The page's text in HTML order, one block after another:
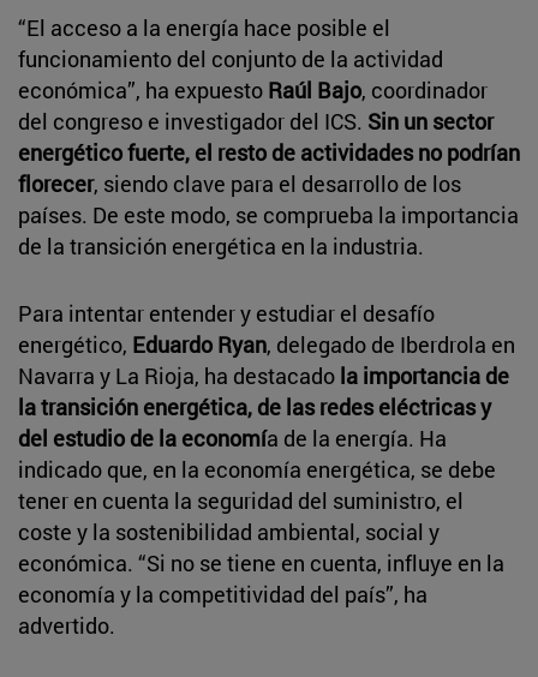
“El acceso a la energía hace posible el
funcionamiento del conjunto de la actividad
económica”, ha expuesto Raúl Bajo, coordinador
del congreso e investigador del ICS. Sin un sector
energético fuerte, el resto de actividades no podrían
florecer, siendo clave para el desarrollo de los
países. De este modo, se comprueba la importancia
de la transición energética en la industria.
Para intentar entender y estudiar el desafío
energético, Eduardo Ryan, delegado de Iberdrola en
Navarra y La Rioja, ha destacado la importancia de
la transición energética, de las redes eléctricas y
del estudio de la economía de la energía. Ha
indicado que, en la economía energética, se debe
tener en cuenta la seguridad del suministro, el
coste y la sostenibilidad ambiental, social y
económica. “Si no se tiene en cuenta, influye en la
economía y la competitividad del país”, ha
advertido.